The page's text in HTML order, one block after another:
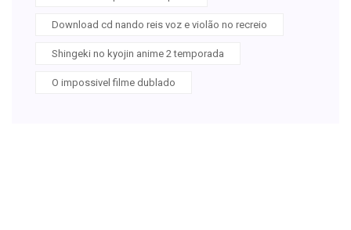
Download cd nando reis voz e violão no recreio
Shingeki no kyojin anime 2 temporada
O impossivel filme dublado